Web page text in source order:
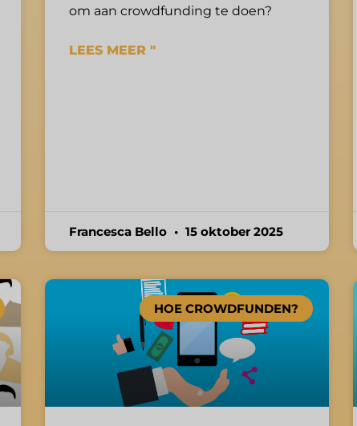
om aan crowdfunding te doen?
LEES MEER "
Francesca Bello 15 oktober 2025
HOE CROWDFUNDEN?